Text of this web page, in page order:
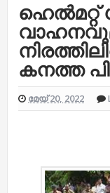
ഹെൽമറ്റ്
കനത്ത
മേയ് 20, 2022